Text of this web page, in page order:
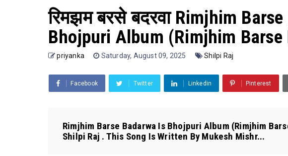
रिमझम बरसे बदरवा Rimjhim
Bhojpuri Album (Rimjhim Barse
priyanka Saturday, August 09, 2025 Shilpi Raj
Facebook Twitter Linkedin Pinterest
Rimjhim Barse Badarwa Is Bhojpuri Album (Rimjhim
Shilpi Raj . This Song Is Written By Mukesh Mishr...